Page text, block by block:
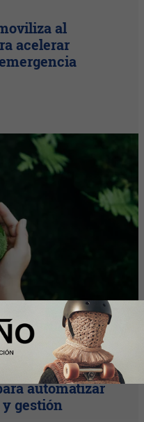
al
acelerar
los primeros
automatizar
gestión